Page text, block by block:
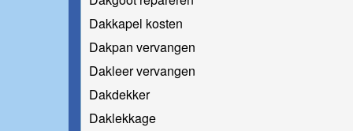
Dakkapel kosten
Dakpan vervangen
Dakleer vervangen
Dakdekker
Daklekkage